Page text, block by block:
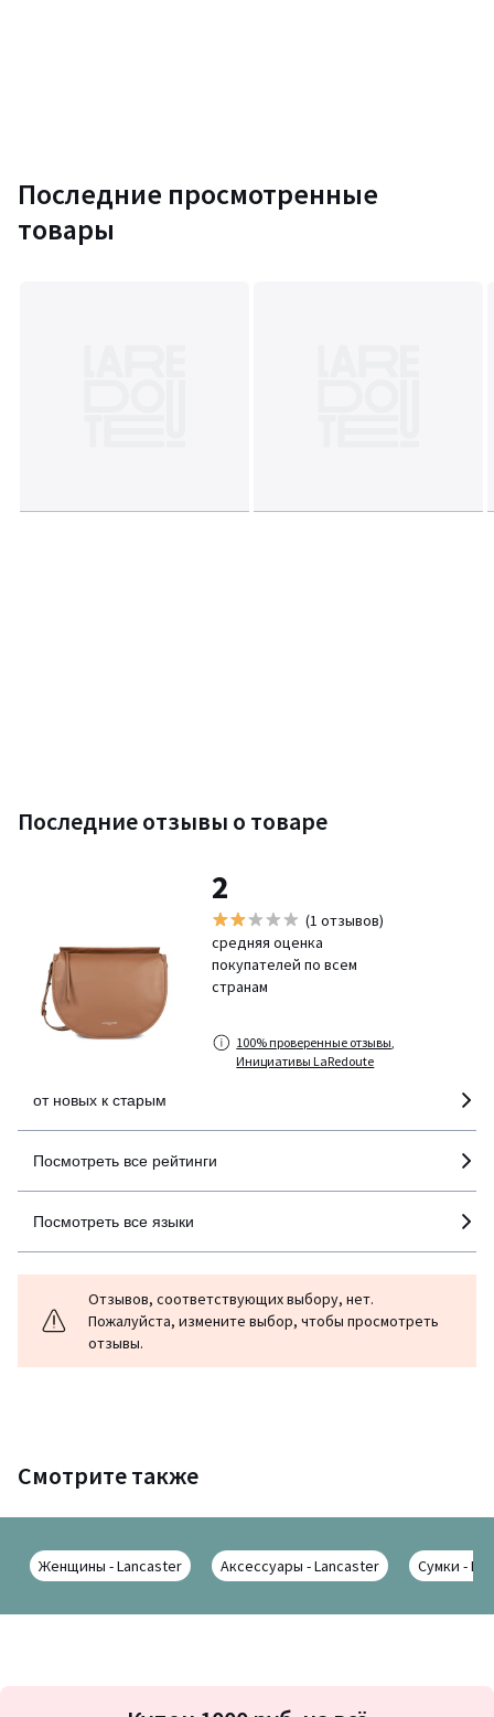
Последние просмотренные
товары
Последние отзывы о товаре
2
(1 отзывов)
средняя оценка
покупателей по всем
странам
100% проверенные отзывы,
Инициативы LaRedoute
от новых к старым
Посмотреть все рейтинги
Посмотреть все языки
Отзывов, соответствующих выбору, нет.
Пожалуйста, измените выбор, чтобы просмотреть
отзывы.
Смотрите также
Женщины - Lancaster Аксессуары - Lancaster Сумки -